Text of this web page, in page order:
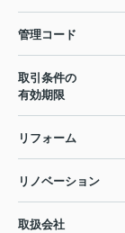
管理コード
取引条件の
有効期限
リフォーム
リノベーション
取扱会社